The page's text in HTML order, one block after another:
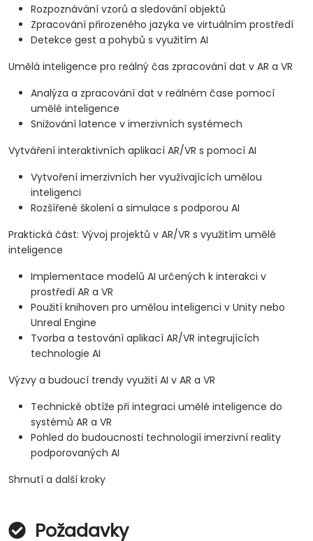
Rozpoznávání vzorů a sledování objektů
Zpracování přirozeného jazyka ve virtuálním prostředí
Detekce gest a pohybů s využitím AI
Umělá inteligence pro reálný čas zpracování dat v AR a VR
Analýza a zpracování dat v reálném čase pomocí
umělé inteligence
Snižování latence v imerzivních systémech
Vytváření interaktivních aplikací AR/VR s pomocí AI
Vytvoření imerzivních her využívajících umělou
inteligenci
Rozšířené školení a simulace s podporou AI
Praktická část: Vývoj projektů v AR/VR s využitím umělé
inteligence
Implementace modelů AI určených k interakci v
prostředí AR a VR
Použití knihoven pro umělou inteligenci v Unity nebo
Unreal Engine
Tvorba a testování aplikací AR/VR integrujících
technologie AI
Výzvy a budoucí trendy využití AI v AR a VR
Technické obtíže při integraci umělé inteligence do
systémů AR a VR
Pohled do budoucnosti technologií imerzivní reality
podporovaných AI
Shrnutí a další kroky
Požadavky